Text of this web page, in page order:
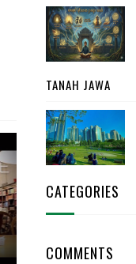
TANAH JAWA
CATEGORIES
COMMENTS